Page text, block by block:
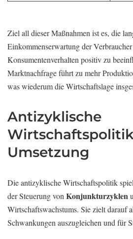
Ziel all dieser Maßnahmen ist es, die
Einkommenserwartung der
Konsumentenverhalten positiv zu
Marktnachfrage führt zu mehr
was wiederum die Wirtschaftslage
Antizyklische
Umsetzung
Die antizyklische Wirtschaftspolitik
der Steuerung von Konjunkturzyklen
Wirtschaftswachstums. Sie zielt darauf
Schwankungen auszugleichen und für